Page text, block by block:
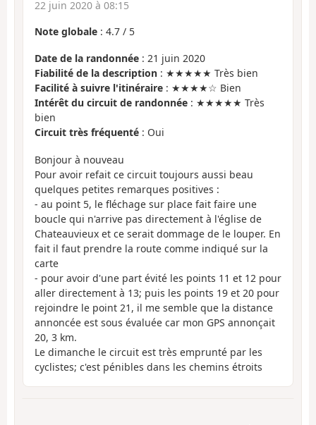
22 juin 2020 à 08:15
Note globale : 4.7 / 5
Date de la randonnée : 21 juin 2020
Fiabilité de la description : ★★★★★ Très bien
Facilité à suivre l'itinéraire : ★★★★☆ Bien
Intérêt du circuit de randonnée : ★★★★★ Très
bien
Circuit très fréquenté : Oui
Bonjour à nouveau
Pour avoir refait ce circuit toujours aussi beau
quelques petites remarques positives :
- au point 5, le fléchage sur place fait faire une
boucle qui n'arrive pas directement à l'église de
Chateauvieux et ce serait dommage de le louper. En
fait il faut prendre la route comme indiqué sur la
carte
- pour avoir d'une part évité les points 11 et 12 pour
aller directement à 13; puis les points 19 et 20 pour
rejoindre le point 21, il me semble que la distance
annoncée est sous évaluée car mon GPS annonçait
20, 3 km.
Le dimanche le circuit est très emprunté par les
cyclistes; c'est pénibles dans les chemins étroits